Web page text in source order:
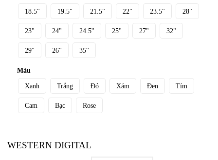
18.5"
19.5" 21.5" 22" 23.5" 28"
23" 24" 24.5'' 25'' 27" 32"
29'' 26'' 35''
Màu
Xanh
Trắng Đỏ Xám Đen Tím
Cam Bạc Rose
WESTERN DIGITAL